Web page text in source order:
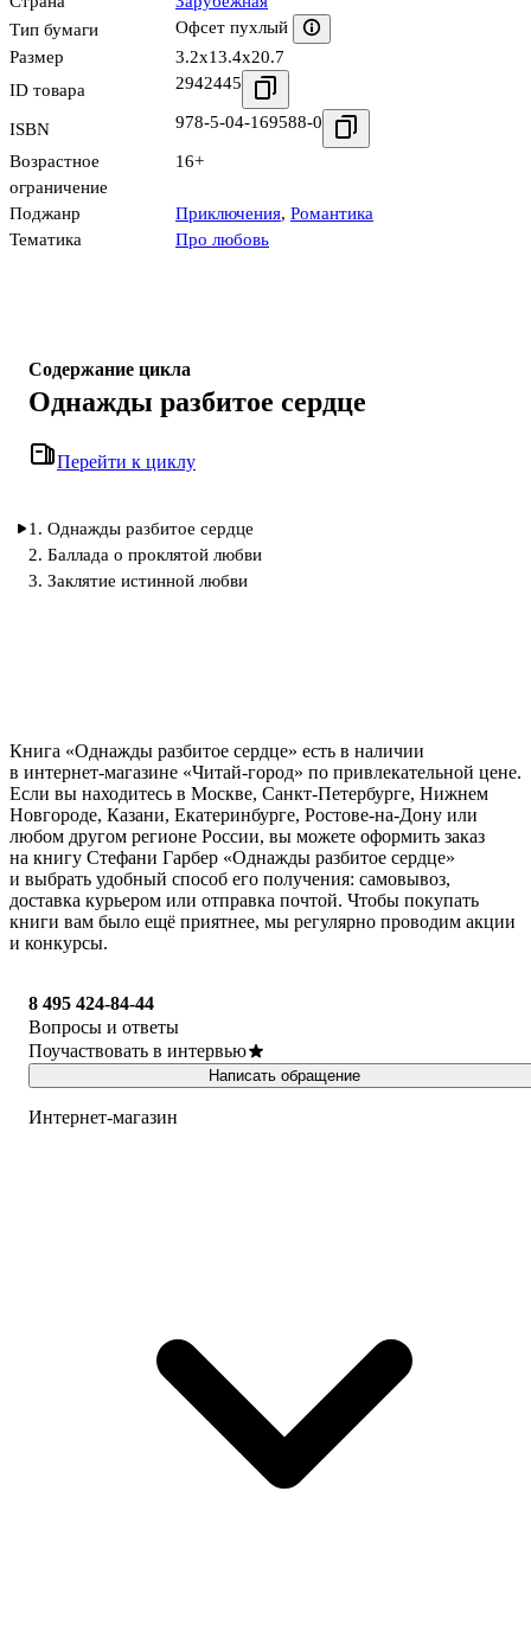
Тип бумаги
Офсет пухлый
Размер
3.2x13.4x20.7
ID товара
2942445
ISBN 978-5-04-169588-0
Возрастное
ограничение
16+
Поджанр Приключения, Романтика
Тематика
Про любовь
Содержание цикла
Однажды разбитое сердце
Перейти к циклу
1. Однажды разбитое сердце
2. Баллада о проклятой любви
3. Заклятие истинной любви
Книга «Однажды разбитое сердце» есть в наличии
в интернет-магазине «Читай-город» по привлекательной цене.
Если вы находитесь в Москве, Санкт-Петербурге, Нижнем
Новгороде, Казани, Екатеринбурге, Ростове-на-Дону или
любом другом регионе России, вы можете оформить заказ
на книгу Стефани Гарбер «Однажды разбитое сердце»
и выбрать удобный способ его получения: самовывоз,
доставка курьером или отправка почтой. Чтобы покупать
книги вам было ещё приятнее, мы регулярно проводим акции
и конкурсы.
8 495 424-84-44
Вопросы и ответы
Поучаствовать в интервью
Написать обращение
Интернет-магазин